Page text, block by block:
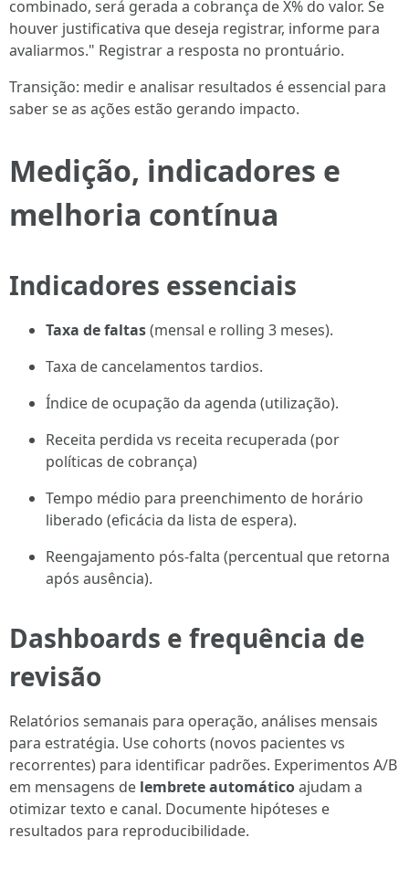
combinado, será gerada a cobrança de X% do valor. Se
houver justificativa que deseja registrar, informe para
avaliarmos." Registrar a resposta no prontuário.
Transição: medir e analisar resultados é essencial para
saber se as ações estão gerando impacto.
Medição, indicadores e
melhoria contínua
Indicadores essenciais
Taxa de faltas(mensal e rolling 3 meses).
Taxa de cancelamentos tardios.
Índice de ocupação da agenda (utilização).
Receita perdida vs receita recuperada (por
políticas de cobrança)
Tempo médio para preenchimento de horário
liberado (eficácia da lista de espera).
Reengajamento pós-falta (percentual que retorna
após ausência).
Dashboards e frequência de
revisão
Relatórios semanais para operação, análises mensais
para estratégia. Use cohorts (novos pacientes vs
recorrentes) para identificar padrões. Experimentos A/B
em mensagens de lembrete automáticoajudam a
otimizar texto e canal. Documente hipóteses e
resultados para reproducibilidade.